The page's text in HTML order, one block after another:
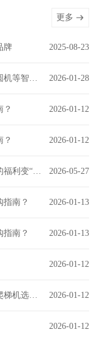
更多
2025-08-23
牌
2026-01-28
何选择？
2026-01-12
？
2026-01-12
？
2026-05-27
“负累”
2026-01-13
指南？
2026-01-13
指南？
2026-01-12
2026-01-12
指南？
2026-01-12